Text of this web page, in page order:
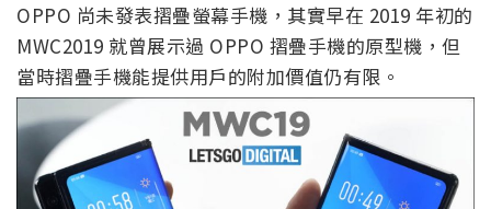
OPPO 尚未發表摺疊螢幕手機，其實早在 2019 年初的
MWC2019 就曾展示過 OPPO 摺疊手機的原型機，但
當時摺疊手機能提供用戶的附加價值仍有限。